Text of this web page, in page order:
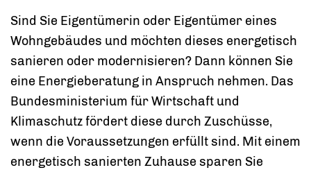
Sind Sie Eigentümerin oder Eigentümer eines
Wohngebäudes und möchten dieses energetisch
sanieren oder modernisieren? Dann können Sie
eine Energieberatung in Anspruch nehmen. Das
Bundesministerium für Wirtschaft und
Klimaschutz fördert diese durch Zuschüsse,
wenn die Voraussetzungen erfüllt sind. Mit einem
energetisch sanierten Zuhause sparen Sie